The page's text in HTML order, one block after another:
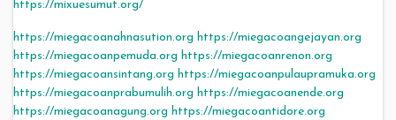
https://mixuesumut.org/
https://miegacoanahnasution.org https://miegacoangejayan.org
https://miegacoanpemuda.org https://miegacoanrenon.org
https://miegacoansintang.org https://miegacoanpulaupramuka.org
https://miegacoanprabumulih.org https://miegacoanende.org
https://miegacoanagung.org https://miegacoantidore.org